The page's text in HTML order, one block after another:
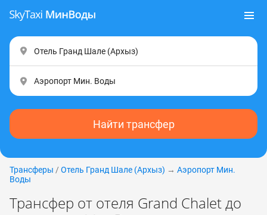
Найти трансфер
Трансферы / Отель Гранд Шале (Apxыз) → Аэропорт Мин.
Воды
Трансфер от отеля Grand Chalet до